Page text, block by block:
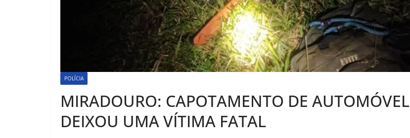
POLÍCIA
MIRADOURO: CAPOTAMENTO DE AUTOMÓVEL
DEIXOU UMA VÍTIMA FATAL